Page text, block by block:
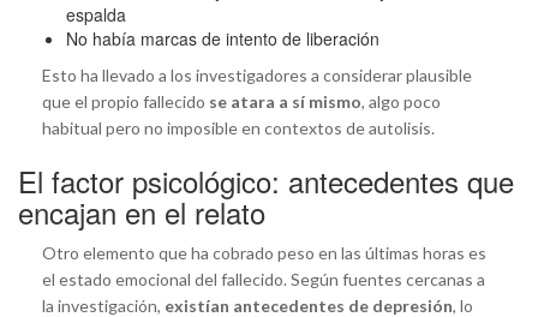
espalda
No había marcas de intento de liberación
Esto ha llevado a los investigadores a considerar plausible
que el propio fallecido se atara a sí mismo, algo poco
habitual pero no imposible en contextos de autolisis.
El factor psicológico: antecedentes que
encajan en el relato
Otro elemento que ha cobrado peso en las últimas horas es
el estado emocional del fallecido. Según fuentes cercanas a
la investigación, existían antecedentes de depresión, lo